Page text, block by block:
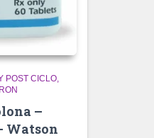
POST CICLO
–
Watson